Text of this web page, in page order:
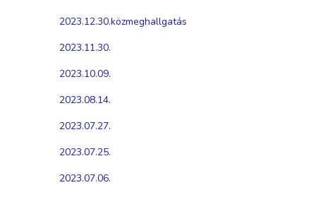
2023.12.30.közmeghallgatás
2023.11.30.
2023.10.09.
2023.08.14.
2023.07.27.
2023.07.25.
2023.07.06.